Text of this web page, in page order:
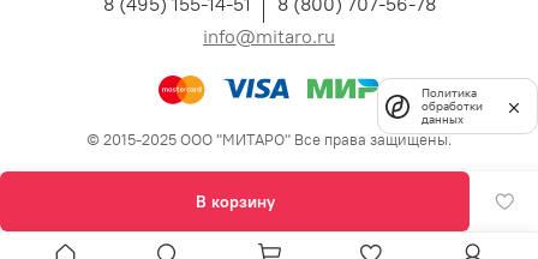
В корзину
info@mitaro.ru
© 2015-2025 ООО "МИТАРО" Все права защищены.
Политика
обработки
данных